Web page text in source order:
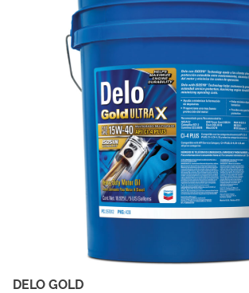
DELO GOLD